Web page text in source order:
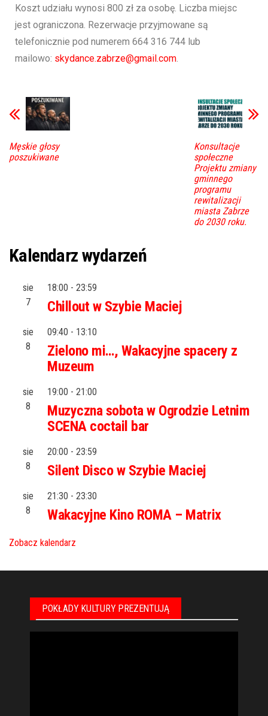
Koszt udziału wynosi 800 zł za osobę. Liczba miejsc
jest ograniczona. Rezerwacje przyjmowane są
telefonicznie pod numerem 664 316 744 lub
mailowo: skydance.zabrze@gmail.com.
Męskie głosy
poszukiwane
Konsultacje
społeczne
Projektu zmiany
gminnego
programu
rewitalizacji
miasta Zabrze
do 2030 roku.
Kalendarz wydarzeń
sie
7
18:00 - 23:59
Chillout w Szybie Maciej
sie
8
09:40 - 13:10
Zielono mi…, Wakacyjne spacery z
Muzeum
sie
8
19:00 - 21:00
Muzyczna sobota w Ogrodzie Letnim
SCENA coctail bar
sie
8
20:00 - 23:59
Silent Disco w Szybie Maciej
sie
8
21:30 - 23:30
Wakacyjne Kino ROMA – Matrix
Zobacz kalendarz
POKŁADY KULTURY PREZENTUJĄ